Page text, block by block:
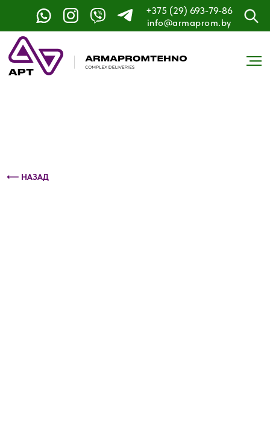
+375 (29) 693-79-86
info@armaprom.by
Контактный телефон: +375 (29) 693-79-86
⟵ НАЗАД